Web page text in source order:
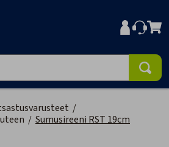
/
/ Sumusireeni RST 19cm